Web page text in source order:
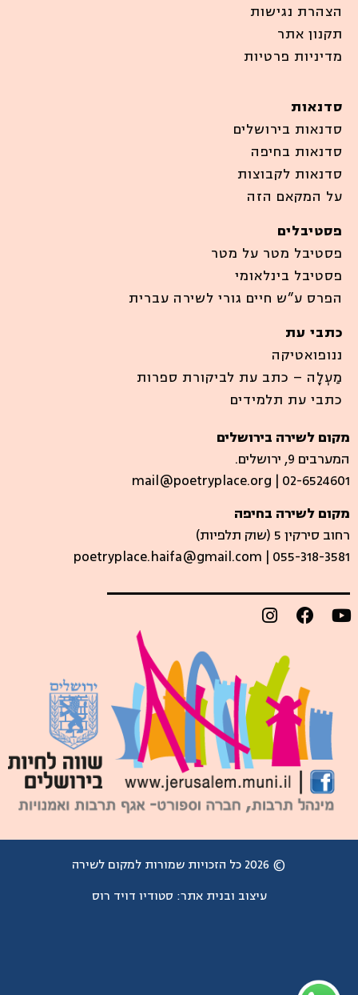
הצהרת נגישות
תקנון אתר
מדיניות פרטיות
סדנאות
סדנאות בירושלים
סדנאות בחיפה
סדנאות לקבוצות
על המקאם הזה
פסטיבלים
פסטיבל מטר על מטר
פסטיבל בינלאומי
הפרס ע”ש חיים גורי לשירה עברית
כתבי עת
ננופואטיקה
מַעְלָה – כתב עת לביקורת ספרות
כתבי עת תלמידים
מקום לשירה בירושלים
המערבים 9, ירושלים.
mail@poetryplace.org | 02-6524601
מקום לשירה בחיפה
רחוב סירקין 5 (שוק תלפיות)​
poetryplace.haifa@gmail.com | ​055-318-3581
© 2026 כל הזכויות שמורות למקום לשירה
עיצוב ובנית אתר: סטודיו דויד רוס